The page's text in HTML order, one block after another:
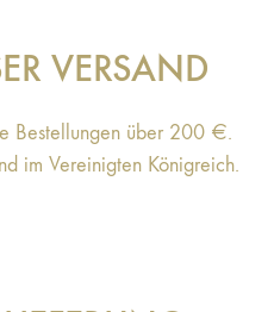
VERSAND
Bestellungen über 200 €.
im Vereinigten Königreich.